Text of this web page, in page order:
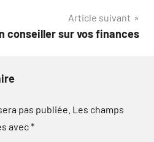
Article suivant
conseiller sur vos finances
pas publiée. Les champs
avec*